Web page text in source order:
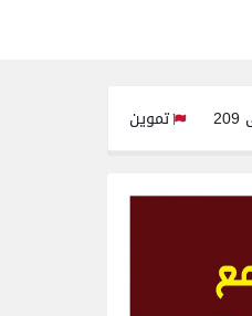
تموين الفيوم: ضبط سيارة محملة بـ 260 كيلو لحوم مفرومة غير صالحة للاستهلاك الآدمي